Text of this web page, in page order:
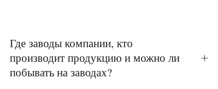
Где заводы компании, кто
производит продукцию и можно ли
побывать на заводах?